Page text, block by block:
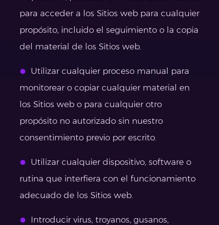
para acceder a los Sitios web para cualquier
propósito, incluido el seguimiento o la copia
del material de los Sitios web.
Utilizar cualquier proceso manual para
monitorear o copiar cualquier material en
los Sitios web o para cualquier otro
propósito no autorizado sin nuestro
consentimiento previo por escrito.
Utilizar cualquier dispositivo, software o
rutina que interfiera con el funcionamiento
adecuado de los Sitios web.
Introducir virus, troyanos, gusanos,